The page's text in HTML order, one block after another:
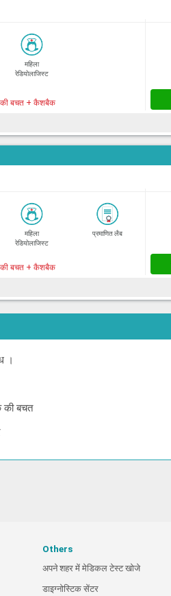
महिला
रेडियोलाजिस्ट
की बचत + कैशबैक
महिला
रेडियोलाजिस्ट
प्रमाणित लैब
की बचत + कैशबैक
।
की बचत
Others
अपने शहर में मेडिकल टेस्ट खोजे
डाइग्नोस्टिक सेंटर